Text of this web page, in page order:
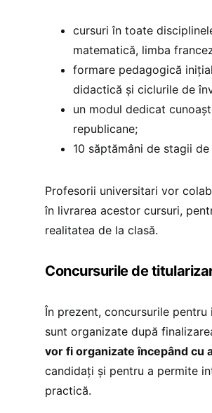
cursuri în toate
matematică, limba
formare pedagogică
didactică și ciclurile de
un modul dedicat
republicane;
10 săptămâni de stagii
Profesorii universitari vor
în livrarea acestor cursuri,
realitatea de la clasă.
Concursurile de
În prezent, concursurile pentru
sunt organizate după
vor fi organizate începând cu
candidați și pentru a permite
practică.